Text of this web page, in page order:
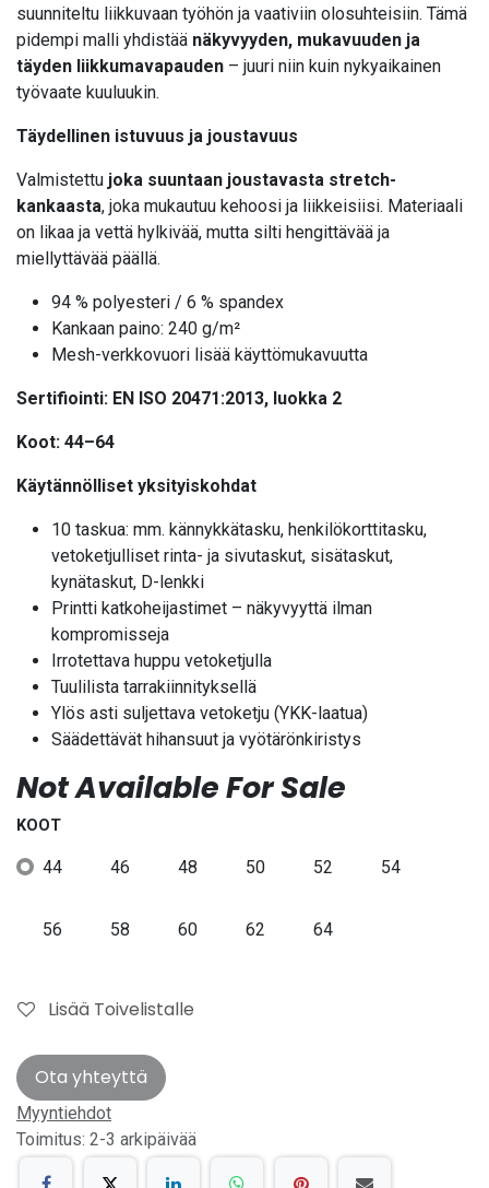
suunniteltu liikkuvaan työhön ja vaativiin olosuhteisiin. Tämä
pidempi malli yhdistää näkyvyyden, mukavuuden ja
täyden liikkumavapauden – juuri niin kuin nykyaikainen
työvaate kuuluukin.
Täydellinen istuvuus ja joustavuus
Valmistettu joka suuntaan joustavasta stretch-
kankaasta, joka mukautuu kehoosi ja liikkeisiisi. Materiaali
on likaa ja vettä hylkivää, mutta silti hengittävää ja
miellyttävää päällä.
94 % polyesteri / 6 % spandex
Kankaan paino: 240 g/m²
Mesh-verkkovuori lisää käyttömukavuutta
Sertifiointi: EN ISO 20471:2013, luokka 2
Koot: 44–64
Käytännölliset yksityiskohdat
10 taskua: mm. kännykkätasku, henkilökorttitasku,
vetoketjulliset rinta- ja sivutaskut, sisätaskut,
kynätaskut, D-lenkki
Printti katkoheijastimet – näkyvyyttä ilman
kompromisseja
Irrotettava huppu vetoketjulla
Tuulilista tarrakiinnityksellä
Ylös asti suljettava vetoketju (YKK-laatua)
Säädettävät hihansuut ja vyötärönkiristys
Not Available For Sale
KOOT
44 46 48 50 52 54
56 58 60 62 64
Lisää Toivelistalle
Ota yhteyttä
Myyntiehdot
Toimitus: 2-3 arkipäivää